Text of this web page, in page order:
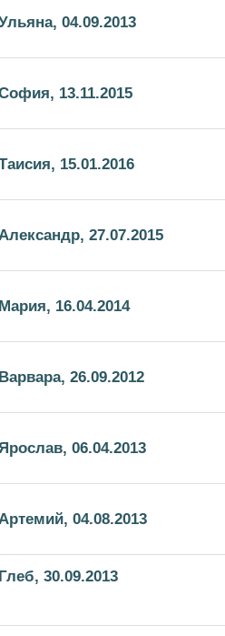
04.09.2013
13.11.2015
15.01.2016
27.07.2015
16.04.2014
26.09.2012
06.04.2013
04.08.2013
30.09.2013